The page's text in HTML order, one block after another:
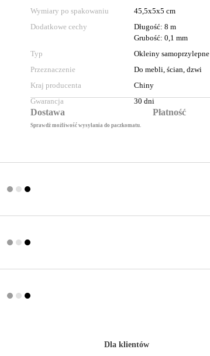
Wymiary po spakowaniu
45,5x5x5 cm
Dodatkowe cechy
Długość: 8 m
Grubość: 0,1 mm
Typ
Okleiny samoprzylepne
Przeznaczenie
Do mebli, ścian, dzwi
Kraj producenta
Chiny
Gwarancja
30 dni
Dostawa
Sprawdż możliwość wysyłania do paczkomatu.
Płatność
Dla klientów